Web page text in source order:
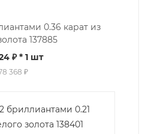
0.36 карат из
137885
₽* 1 шт
368 ₽
бриллиантами 0.21
золота 138401